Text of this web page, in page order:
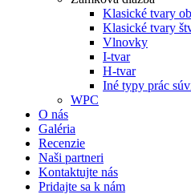
Klasické tvary
Klasické tvary
Vlnovky
I-tvar
H-tvar
Iné typy prác
WPC
O nás
Galéria
Recenzie
Naši partneri
Kontaktujte nás
Pridajte sa k nám